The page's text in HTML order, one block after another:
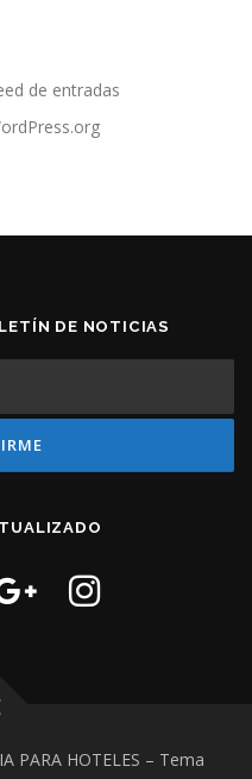
de entradas
DE NOTICIAS
PARA HOTELES – Tema